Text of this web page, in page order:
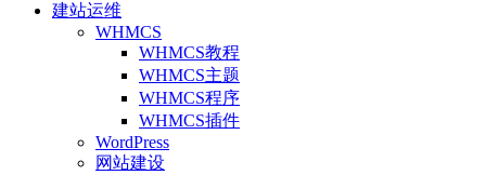
建站运维
WHMCS
WHMCS教程
WHMCS主题
WHMCS程序
WHMCS插件
WordPress
网站建设